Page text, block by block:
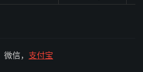
微信， 支付宝